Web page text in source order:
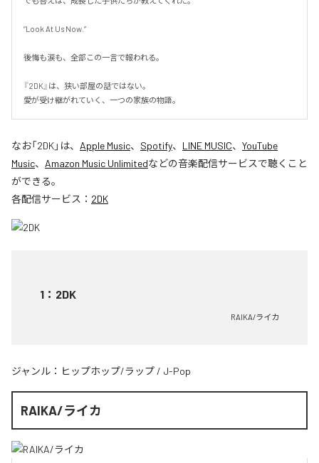
“Look At Us Now.”
後悔も涙も、全部この一言で報われる。
『2DK』は、狭い部屋の話ではない。
愛が受け継がれていく、一つの家族の物語。
なお「2DK」は、 Apple Music、 Spotify、 LINE MUSIC、 YouTube
Music、 Amazon Music Unlimitedなどの音楽配信サービスで聴くこと
ができる。
各配信サービス： 2DK
1 ： 2DK
RAIKA/ライカ
ジャンル： ヒップホップ/ラップ / J-Pop
RAIKA/ライカ